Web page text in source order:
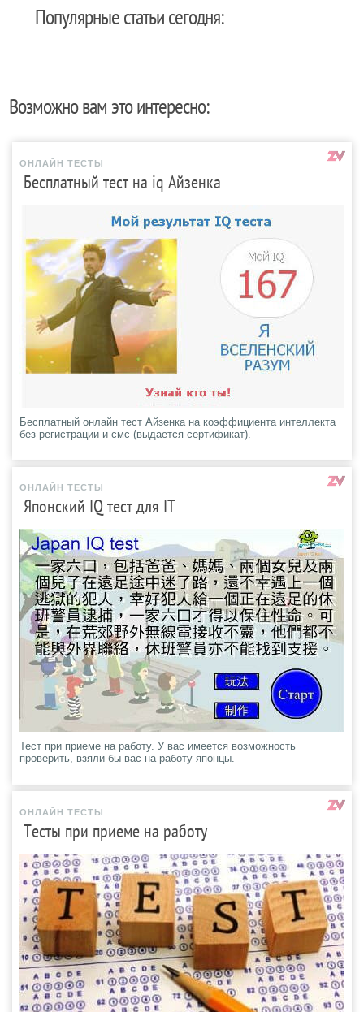
Популярные статьи сегодня:
Возможно вам это интересно:
ОНЛАЙН ТЕСТЫ
Бесплатный тест на iq Айзенка
Бесплатный онлайн тест Айзенка на коэффициента интеллекта
без регистрации и смс (выдается сертификат).
ОНЛАЙН ТЕСТЫ
Японский IQ тест для IT
Тест при приеме на работу. У вас имеется возможность
проверить, взяли бы вас на работу японцы.
ОНЛАЙН ТЕСТЫ
Тесты при приеме на работу